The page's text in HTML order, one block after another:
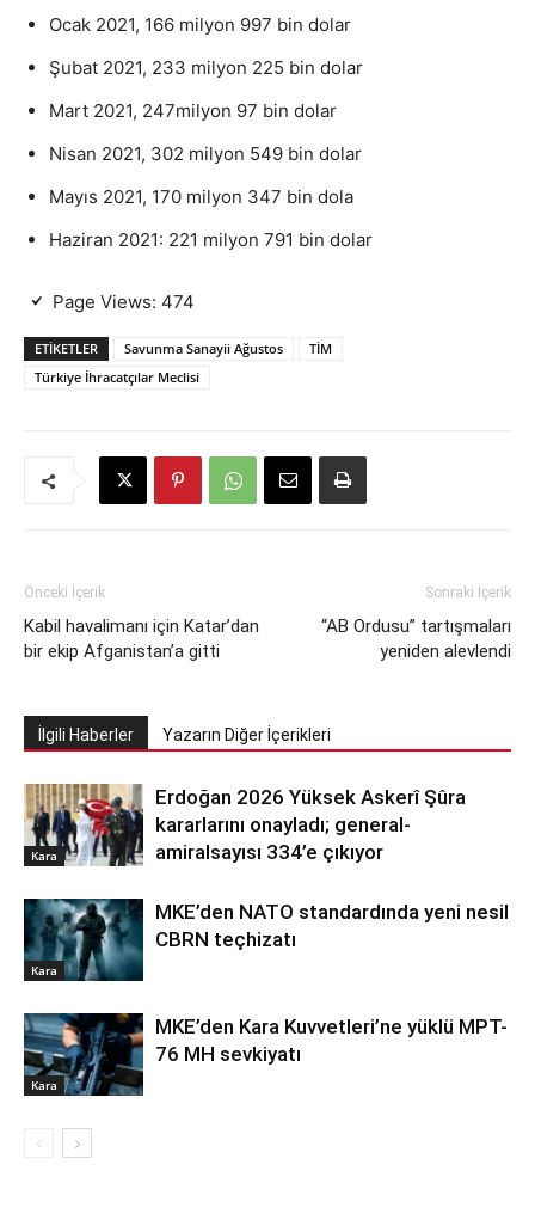
Ocak 2021, 166 milyon 997 bin dolar
Şubat 2021, 233 milyon 225 bin dolar
Mart 2021, 247milyon 97 bin dolar
Nisan 2021, 302 milyon 549 bin dolar
Mayıs 2021, 170 milyon 347 bin dola
Haziran 2021: 221 milyon 791 bin dolar
Page Views: 474
ETIKETLER Savunma Sanayii Ağustos
TİM
Türkiye İhracatçılar Meclisi
Önceki İçerik
Kabil havalimanı için Katar’dan
bir ekip Afganistan’a gitti
Sonraki İçerik
“AB Ordusu” tartışmaları
yeniden alevlendi
İlgili Haberler Yazarın Diğer İçerikleri
Kara
Erdoğan 2026 Yüksek Askerî Şûra
kararlarını onayladı; general-
amiralsayısı 334’e çıkıyor
Kara
MKE’den NATO standardında yeni nesil
CBRN teçhizatı
Kara
MKE’den Kara Kuvvetleri’ne yüklü MPT-
76 MH sevkiyatı